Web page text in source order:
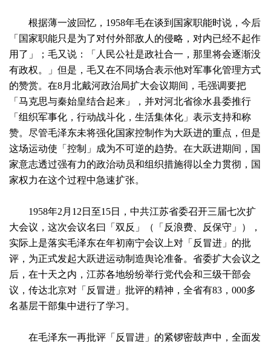
根据薄一波回忆，1958年毛在谈到国家职能时说，今后
「国家职能只是为了对付外部敌人的侵略，对内已经不起作
用了」；毛又说：「人民公社是政社合一，那里将会逐渐没
有政权。」但是，毛又在不同场合表示他对军事化管理方式
的赞赏。在8月北戴河政治局扩大会议期间，毛强调要把
「马克思与秦始皇结合起来」，并对河北省徐水县委推行
「组织军事化，行动战斗化，生活集体化」表示支持和称
赞。尽管毛泽东未将强化国家控制作为大跃进的重点，但是
这场运动使「控制」成为不可逆的趋势。在大跃进期间，国
家意志透过强有力的政治动员和组织措施得以全力贯彻，国
家权力在这个过程中急速扩张。
1958年2月12日至15日，中共江苏省委召开三届七次扩
大会议，这次会议名曰「双反」（「反浪费、反保守」），
实际上是落实毛泽东在年初南宁会议上对「反冒进」的批
评，为正式发起大跃进运动制造舆论准备。省委扩大会议之
后，在十天之内，江苏各地纷纷举行党代会和三级干部会
议，传达北京对「反冒进」批评的精神，全省有83，000多
名基层干部集中进行了学习。
在毛泽东一再批评「反冒进」的紧锣密鼓声中，全面发